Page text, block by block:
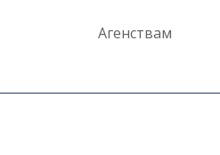
Агенствам